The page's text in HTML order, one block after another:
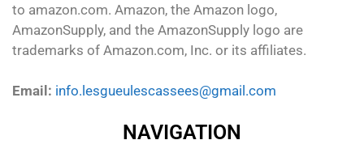
to amazon.com. Amazon, the Amazon logo,
AmazonSupply, and the AmazonSupply logo are
trademarks of Amazon.com, Inc. or its affiliates.
Email: info.lesgueulescassees@gmail.com
NAVIGATION